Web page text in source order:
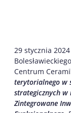
29 stycznia
Centrum
terytorialnego w
strategicznych
Zintegrowane